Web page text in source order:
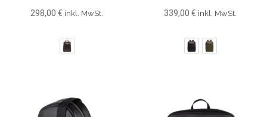
298,00 € inkl. MwSt. 339,00 € inkl. MwSt.